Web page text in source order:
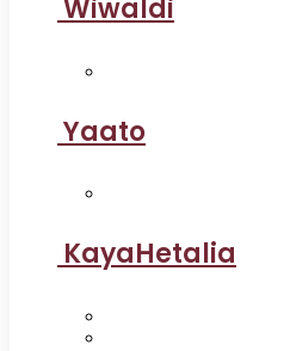
Wiwaldi
Yaato
KayaHetalia